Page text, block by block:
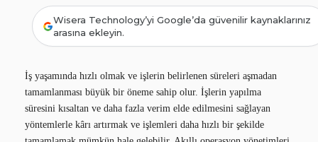
Wisera Technology’yi Google’da güvenilir kaynaklarınız
arasına ekleyin.
İş yaşamında hızlı olmak ve işlerin belirlenen süreleri aşmadan
tamamlanması büyük bir öneme sahip olur. İşlerin yapılma
süresini kısaltan ve daha fazla verim elde edilmesini sağlayan
yöntemlerle kârı artırmak ve işlemleri daha hızlı bir şekilde